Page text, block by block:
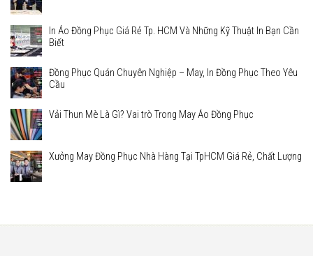
In Áo Đồng Phục Giá Rẻ Tp. HCM Và Những Kỹ Thuật In Bạn Cần
Biết
Đồng Phục Quán Chuyên Nghiệp – May, In Đồng Phục Theo Yêu
Cầu
Vải Thun Mè Là Gì? Vai trò Trong May Áo Đồng Phục
Xưởng May Đồng Phục Nhà Hàng Tại TpHCM Giá Rẻ, Chất Lượng